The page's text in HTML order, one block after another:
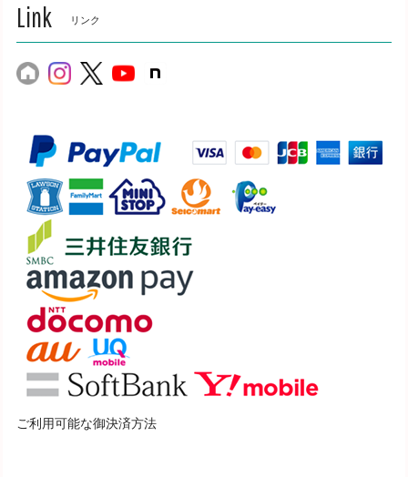
Link リンク
ご利用可能な御決済方法